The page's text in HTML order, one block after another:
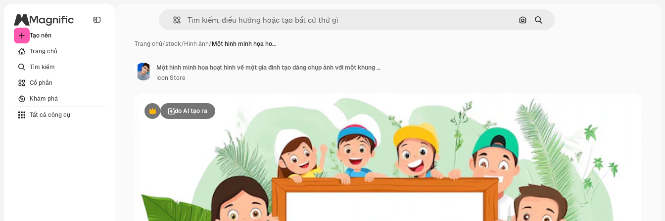
Tạo nên
Trang chủ
Tìm kiếm
Cổ phần
Khám phá
Tất cả công cụ
Tìm kiếm bằng hình ảnh
Tìm kiếm
Trang chủ/stock/Hình ảnh/Một hình minh họa ho…
Phần thưởngdo AI tạo ra
Một hình minh họa hoạt hình về một gia đình tạo dáng chụp ảnh với một khung hình có dòng chữ những đứa trẻ hạnh phúc
Icon Store